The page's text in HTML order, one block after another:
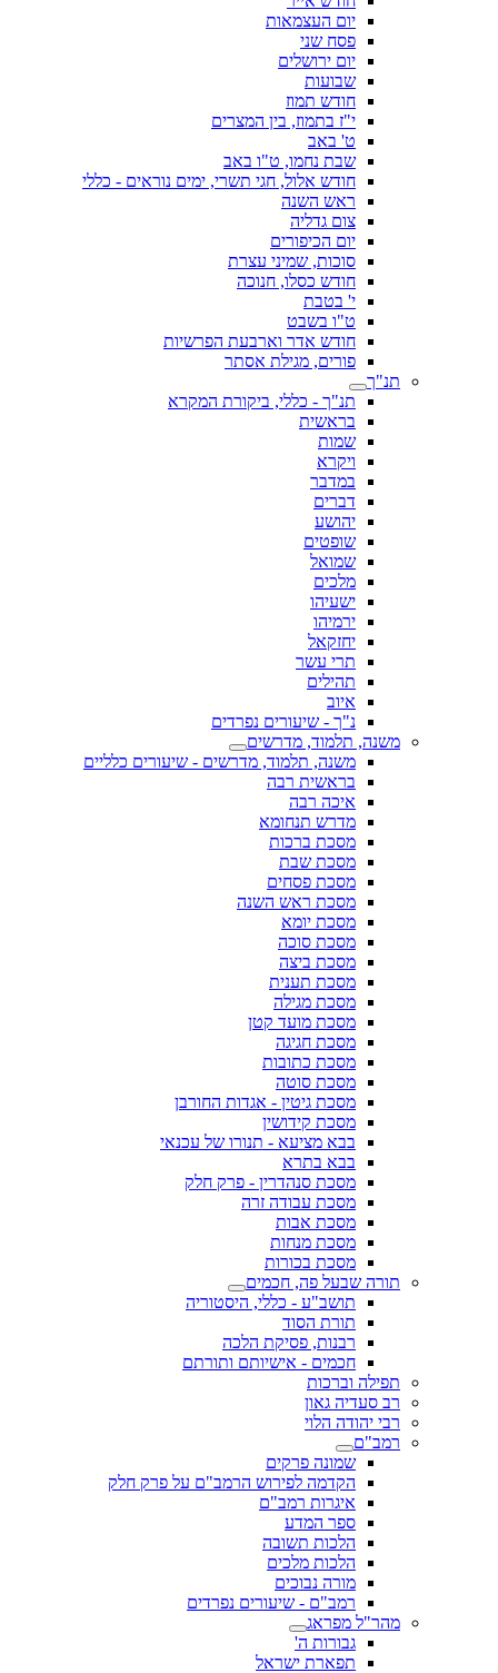
יום העצמאות
פסח שני
יום ירושלים
שבועות
חודש תמוז
י"ז בתמוז, בין המצרים
ט' באב
שבת נחמו, ט"ו באב
חודש אלול, חגי תשרי, ימים נוראים - כללי
ראש השנה
צום גדליה
יום הכיפורים
סוכות, שמיני עצרת
חודש כסלו, חנוכה
י' בטבת
ט"ו בשבט
חודש אדר וארבעת הפרשיות
פורים, מגילת אסתר
תנ"ך
תנ"ך - כללי, ביקורת המקרא
בראשית
שמות
ויקרא
במדבר
דברים
יהושע
שופטים
שמואל
מלכים
ישעיהו
ירמיהו
יחזקאל
תרי עשר
תהילים
איוב
נ"ך - שיעורים נפרדים
משנה, תלמוד, מדרשים
משנה, תלמוד, מדרשים - שיעורים כלליים
בראשית רבה
איכה רבה
מדרש תנחומא
מסכת ברכות
מסכת שבת
מסכת פסחים
מסכת ראש השנה
מסכת יומא
מסכת סוכה
מסכת ביצה
מסכת תענית
מסכת מגילה
מסכת מועד קטן
מסכת חגיגה
מסכת כתובות
מסכת סוטה
מסכת גיטין - אגדות החורבן
מסכת קידושין
בבא מציעא - תנורו של עכנאי
בבא בתרא
מסכת סנהדרין - פרק חלק
מסכת עבודה זרה
מסכת אבות
מסכת מנחות
מסכת בכורות
תורה שבעל פה, חכמים
תושב"ע - כללי, היסטוריה
תורת הסוד
רבנות, פסיקת הלכה
חכמים - אישיותם ותורתם
תפילה וברכות
רב סעדיה גאון
רבי יהודה הלוי
רמב"ם
שמונה פרקים
הקדמה לפירוש הרמב"ם על פרק חלק
איגרות רמב"ם
ספר המדע
הלכות תשובה
הלכות מלכים
מורה נבוכים
רמב"ם - שיעורים נפרדים
מהר"ל מפראג
גבורות ה'
תפארת ישראל